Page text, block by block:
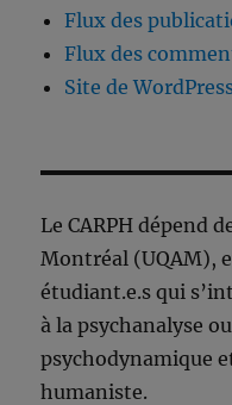
Flux des
Flux des
Site de
Le CARPH dépend
Montréal (UQAM),
étudiant.e.s qui
à la psychanalyse
psychodynamique
humaniste.